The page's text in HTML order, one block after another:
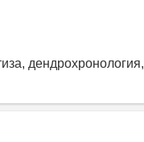
дендрохронология,